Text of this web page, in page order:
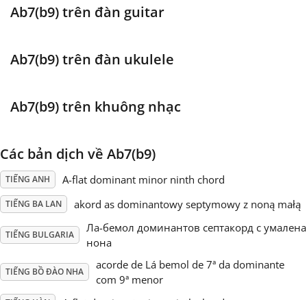
Русский
Svenska
Türkçe
Ab7(b9) trên đàn guitar
Ab7(b9) trên đàn ukulele
Ab7(b9) trên khuông nhạc
Các bản dịch về Ab7(b9)
TIẾNG ANH A-flat dominant minor ninth chord
TIẾNG BA LAN akord as dominantowy septymowy z noną małą
TIẾNG BULGARIA
Ла-бемол доминантов септакорд с умалена
нона
TIẾNG BỒ ĐÀO NHA
acorde de Lá bemol de 7ª da dominante
com 9ª menor